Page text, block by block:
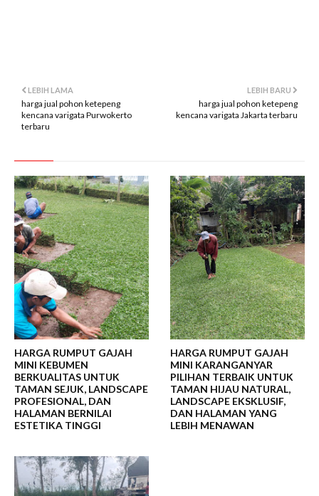
LEBIH BARU
harga jual pohon ketepeng
kencana varigata Jakarta terbaru
LEBIH LAMA
harga jual pohon ketepeng
kencana varigata Purwokerto
terbaru
HARGA RUMPUT GAJAH
MINI KEBUMEN
BERKUALITAS UNTUK
TAMAN SEJUK, LANDSCAPE
PROFESIONAL, DAN
HALAMAN BERNILAI
ESTETIKA TINGGI
HARGA RUMPUT GAJAH
MINI KARANGANYAR
PILIHAN TERBAIK UNTUK
TAMAN HIJAU NATURAL,
LANDSCAPE EKSKLUSIF,
DAN HALAMAN YANG
LEBIH MENAWAN